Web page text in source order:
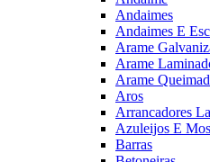
Andaimes
Andaimes E
Arame
Arame
Arame
Aros
Arrancadores
Azuleijos E
Barras